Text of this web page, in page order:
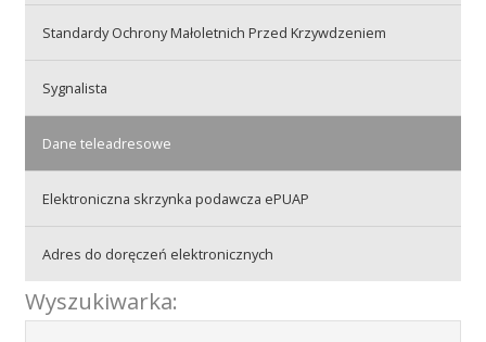
Szkolenia
Standardy Ochrony Małoletnich Przed Krzywdzeniem
Sygnalista
Dane teleadresowe
Elektroniczna skrzynka podawcza ePUAP
Adres do doręczeń elektronicznych
Wyszukiwarka: